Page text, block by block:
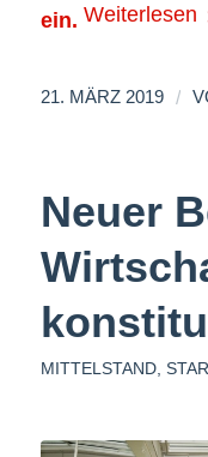
ein. Weiterlesen
21. MÄRZ 2019 /
Neuer
MITTELSTAND,